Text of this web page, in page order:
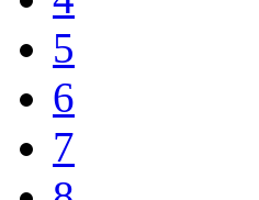
4
5
6
7